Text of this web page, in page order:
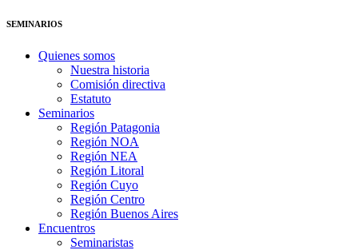
SEMINARIOS
Quienes somos
Nuestra historia
Comisión directiva
Estatuto
Seminarios
Región Patagonia
Región NOA
Región NEA
Región Litoral
Región Cuyo
Región Centro
Región Buenos Aires
Encuentros
Seminaristas